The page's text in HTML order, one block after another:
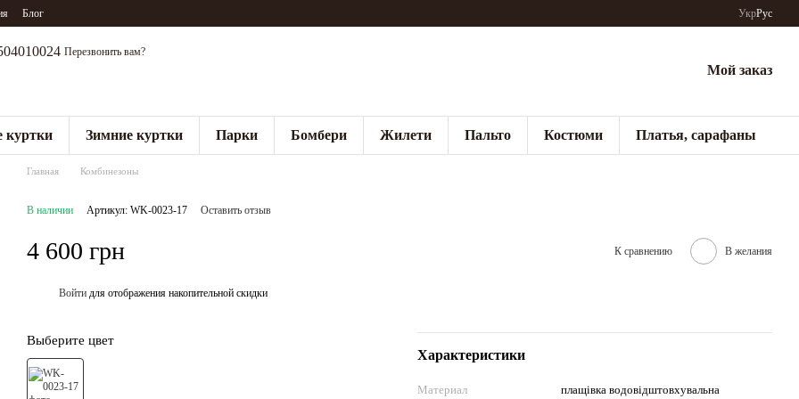
Блог УкрРус
Перезвонить вам?
Мой заказ
куртки Зимние куртки Парки Бомбери Жилети Пальто Костюми Платья, сарафаны
Главная Комбинезоны
В наличии Артикул: WK-0023-17 Оставить отзыв
4 600 грн К сравнению В желания
Войти для отображения накопительной скидки
Выберите цвет
Характеристики
Материал
плащівка водовідштовхувальна